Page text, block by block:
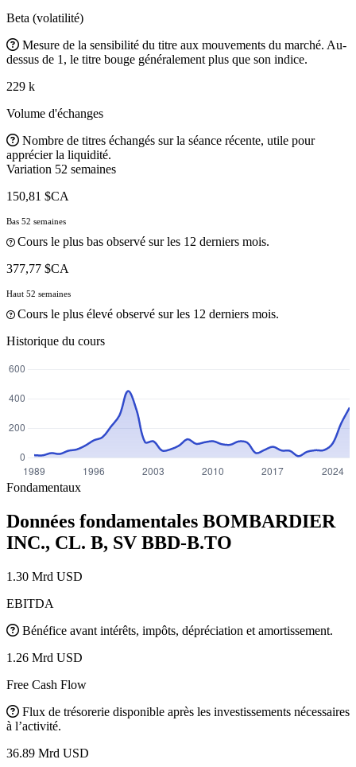
Beta (volatilité)
Mesure de la sensibilité du titre aux mouvements du marché. Au-
dessus de 1, le titre bouge généralement plus que son indice.
229 k
Volume d'échanges
Nombre de titres échangés sur la séance récente, utile pour
apprécier la liquidité.
Variation 52 semaines
150,81 $CA
Bas 52 semaines
Cours le plus bas observé sur les 12 derniers mois.
377,77 $CA
Haut 52 semaines
Cours le plus élevé observé sur les 12 derniers mois.
Historique du cours
Fondamentaux
Données fondamentales BOMBARDIER
INC., CL. B, SV BBD-B.TO
1.30 Mrd USD
EBITDA
Bénéfice avant intérêts, impôts, dépréciation et amortissement.
1.26 Mrd USD
Free Cash Flow
Flux de trésorerie disponible après les investissements nécessaires
à l’activité.
36.89 Mrd USD